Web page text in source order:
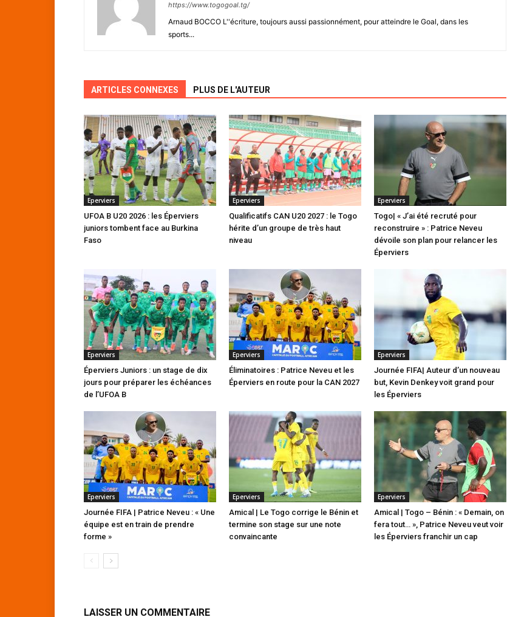
https://www.togogoal.tg/
Arnaud BOCCO L''écriture, toujours aussi passionnément, pour atteindre le Goal, dans les
sports...
ARTICLES CONNEXES PLUS DE L'AUTEUR
Eperviers
UFOA B U20 2026 : les Éperviers
juniors tombent face au Burkina
Faso
Eperviers
Qualificatifs CAN U20 2027 : le Togo
hérite d’un groupe de très haut
niveau
Eperviers
Togo| « J’ai été recruté pour
reconstruire » : Patrice Neveu
dévoile son plan pour relancer les
Éperviers
Eperviers
Éperviers Juniors : un stage de dix
jours pour préparer les échéances
de l’UFOA B
Eperviers
Éliminatoires : Patrice Neveu et les
Éperviers en route pour la CAN 2027
Eperviers
Journée FIFA| Auteur d’un nouveau
but, Kevin Denkey voit grand pour
les Éperviers
Eperviers
Journée FIFA | Patrice Neveu : « Une
équipe est en train de prendre
forme »
Eperviers
Amical | Le Togo corrige le Bénin et
termine son stage sur une note
convaincante
Eperviers
Amical | Togo – Bénin : « Demain, on
fera tout… », Patrice Neveu veut voir
les Éperviers franchir un cap
LAISSER UN COMMENTAIRE